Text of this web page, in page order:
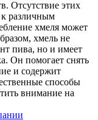
Отсутствие этих
различным
хмеля может
хмель не
пива, но и имеет
Он помогает снять
и содержит
способы
внимание на